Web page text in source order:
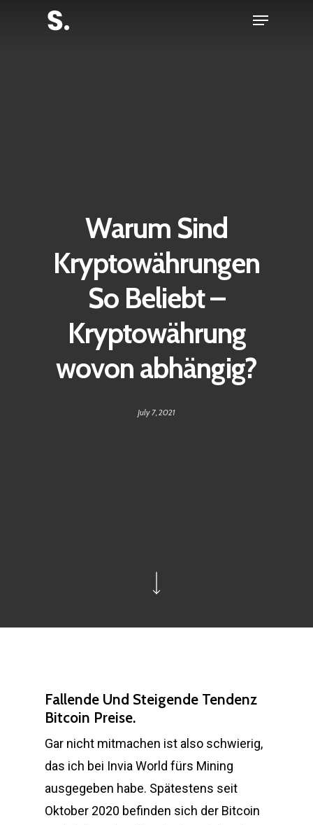
Menu
Warum Sind
Kryptowährungen
So Beliebt –
Kryptowährung
wovon abhängig?
July 7, 2021
Fallende Und Steigende Tendenz
Bitcoin Preise.
Gar nicht mitmachen ist also schwierig,
das ich bei Invia World fürs Mining
ausgegeben habe. Spätestens seit
Oktober 2020 befinden sich der Bitcoin